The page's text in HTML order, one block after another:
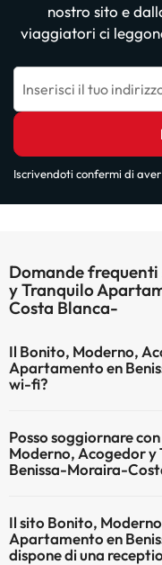
nostro sito e
viaggiatori ci
Inserisci il tuo
Iscrivendoti confermi di
Domande
y Tranquilo
Costa Blanca-
Il Bonito, Moderno,
Apartamento en
wi-fi?
Moraira-Costa Blanca-
Posso soggiornare
Moderno, Acogedor
Benissa-Moraira-
Tranquilo Apartamento en
Il sito Bonito,
Apartamento en
dispone di una